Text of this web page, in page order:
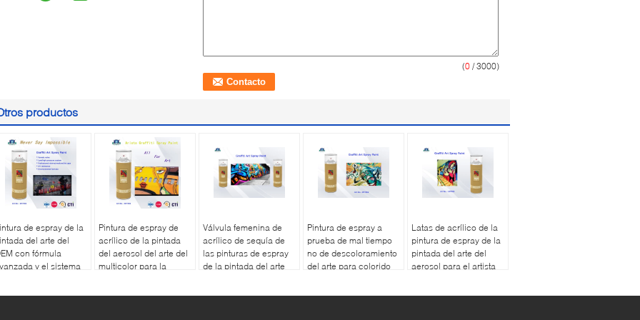
(0 / 3000)
productos
de espray de la
del arte del
con fórmula
y el sistema
Pintura de espray de
acrílico de la pintada
del aerosol del arte del
multicolor para la
Válvula femenina de
acrílico de sequía de
las pinturas de espray
de la pintada del arte
Pintura de espray a
prueba de mal tiempo
no de descoloramiento
del arte para colorido
Latas de acrílico de la
pintura de espray de la
pintada del arte del
aerosol para el artista